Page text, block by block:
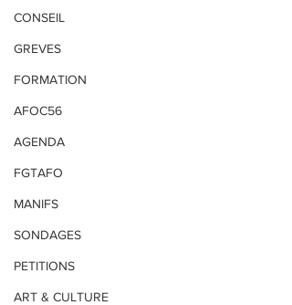
CONSEIL
GREVES
FORMATION
AFOC56
AGENDA
FGTAFO
MANIFS
SONDAGES
PETITIONS
ART & CULTURE